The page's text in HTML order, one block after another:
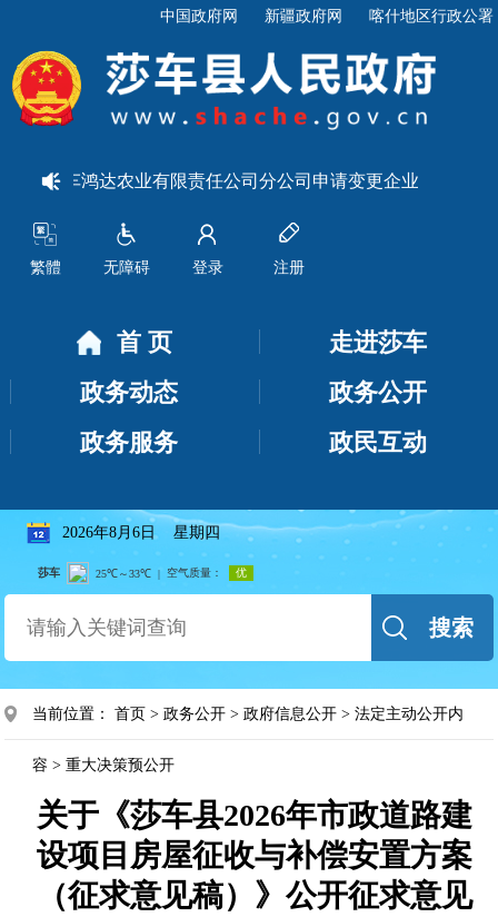
中国政府网 新疆政府网 喀什地区行政公署
于莎车鸿达农业有限责任公司分公司申请变更企业名称和法定
繁體 无障碍 登录 注册
首 页
走进莎车
政务动态
政务公开
政务服务
政民互动
2026年8月6日 星期四
搜索
当前位置：首页 >政务公开 >政府信息公开 >法定主动公开内
容 >重大决策预公开
关于《莎车县2026年市政道路建
设项目房屋征收与补偿安置方案
（征求意见稿）》公开征求意见